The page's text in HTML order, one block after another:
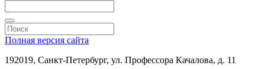
Полная версия сайта
192019, Санкт-Петербург, ул. Профессора Качалова, д. 11